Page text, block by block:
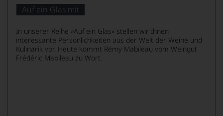
vonAuf ein Glas mit
In unserer Reihe »Auf ein Glas« stellen wir Ihnen
interessante Persönlichkeiten aus der Welt der Weine und
Kulinarik vor. Heute kommt Rémy Mabileau vom Weingut
Frédéric Mabileau zu Wort.